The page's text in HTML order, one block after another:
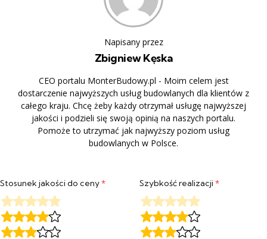
Napisany przez
Zbigniew Kęska
CEO portalu MonterBudowy.pl - Moim celem jest
dostarczenie najwyższych usług budowlanych dla klientów z
całego kraju. Chcę żeby każdy otrzymał usługę najwyższej
jakości i podzieli się swoją opinią na naszych portalu.
Pomoże to utrzymać jak najwyższy poziom usług
budowlanych w Polsce.
Stosunek jakości do ceny* Szybkość realizacji*